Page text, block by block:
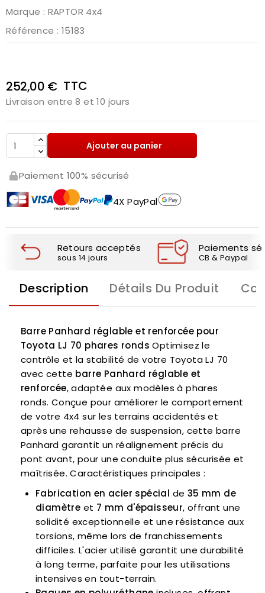
Marque : RAPTOR 4x4
Référence : 15183
252,00 € TTC
Livraison entre 8 et 10 jours
Ajouter au panier
Paiement 100% sécurisé
4X PayPal
Retours acceptés
sous 14 jours
Paiements
CB & Paypal
Description Détails Du Produit
Barre Panhard réglable et renforcée pour
Toyota LJ 70 phares ronds Optimisez le
contrôle et la stabilité de votre Toyota LJ 70
avec cette barre Panhard réglable et
renforcée, adaptée aux modèles à phares
ronds. Conçue pour améliorer le comportement
de votre 4x4 sur les terrains accidentés et
après une rehausse de suspension, cette barre
Panhard garantit un réalignement précis du
pont avant, pour une conduite plus sécurisée et
maîtrisée. Caractéristiques principales :
Fabrication en acier spécial de 35 mm de
diamètre et 7 mm d'épaisseur, offrant une
solidité exceptionnelle et une résistance aux
torsions, même lors de franchissements
difficiles. L'acier utilisé garantit une durabilité
à long terme, parfaite pour les utilisations
intensives en tout-terrain.